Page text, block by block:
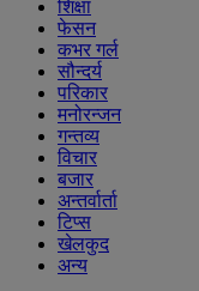
शिक्षा
फेसन
कभर गर्ल
सौन्दर्य
परिकार
मनोरन्जन
गन्तव्य
विचार
बजार
अन्तर्वार्ता
टिप्स
खेलकुद
अन्य